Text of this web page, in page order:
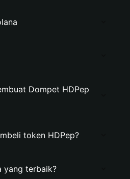
Dompet HDPep
token HDPep?
yang terbaik?